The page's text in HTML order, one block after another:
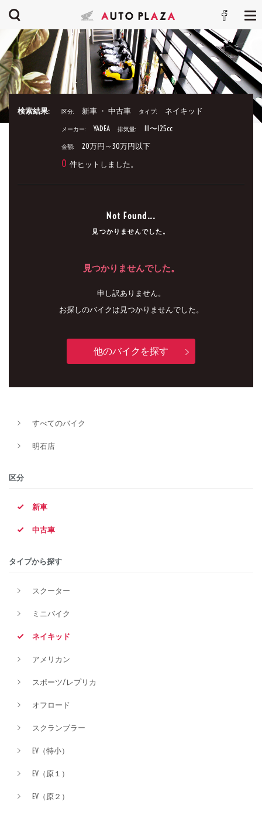
検索結果: 区分: 新車 ・ 中古車 タイプ: ネイキッド
メーカー: YADEA 排気量: 111〜125cc
金額: 20万円～30万円以下
0 件ヒットしました。
Not Found...
見つかりませんでした。
見つかりませんでした。
申し訳ありません。
お探しのバイクは見つかりませんでした。
他のバイクを探す
すべてのバイク
明石店
区分
新車
中古車
タイプから探す
スクーター
ミニバイク
ネイキッド
アメリカン
スポーツ/レプリカ
オフロード
スクランブラー
EV（特小）
EV（原１）
EV（原２）
メーカー
排気量